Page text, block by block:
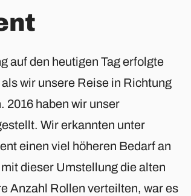
auf den heutigen Tag erfolgte
wir unsere Reise in Richtung
2016 haben wir unser
Wir erkannten unter
einen viel höheren Bedarf an
dieser Umstellung die alten
Anzahl Rollen verteilten, war es